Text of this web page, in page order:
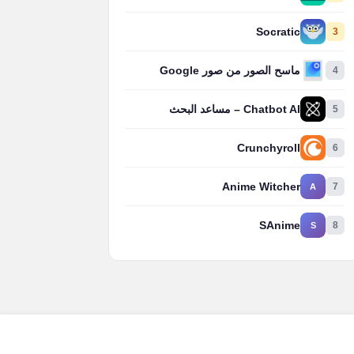
3
Socratic
4 ماسح الصور من صور Google
5 Chatbot AI – مساعد البحث
6
Crunchyroll
7
A
Anime Witcher
8
S
SAnime